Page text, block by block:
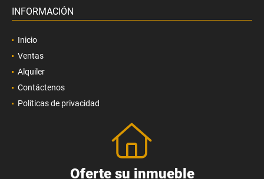
INFORMACIÓN
Inicio
Ventas
Alquiler
Contáctenos
Políticas de privacidad
Oferte su inmueble